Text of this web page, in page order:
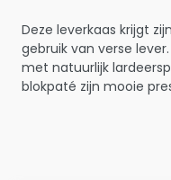
Deze leverkaas krijgt
gebruik van verse
met natuurlijk
blokpaté zijn mooie